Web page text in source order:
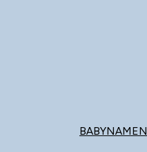
BABYNAMEN